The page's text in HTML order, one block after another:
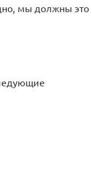
мы должны это